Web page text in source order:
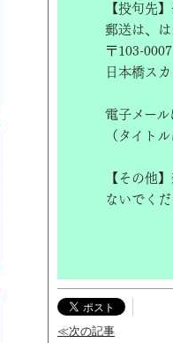
【投句先】
郵送は、
〒103-
日本橋ス
電子メール
（タイト
【その他
ないでく
≪次の記事